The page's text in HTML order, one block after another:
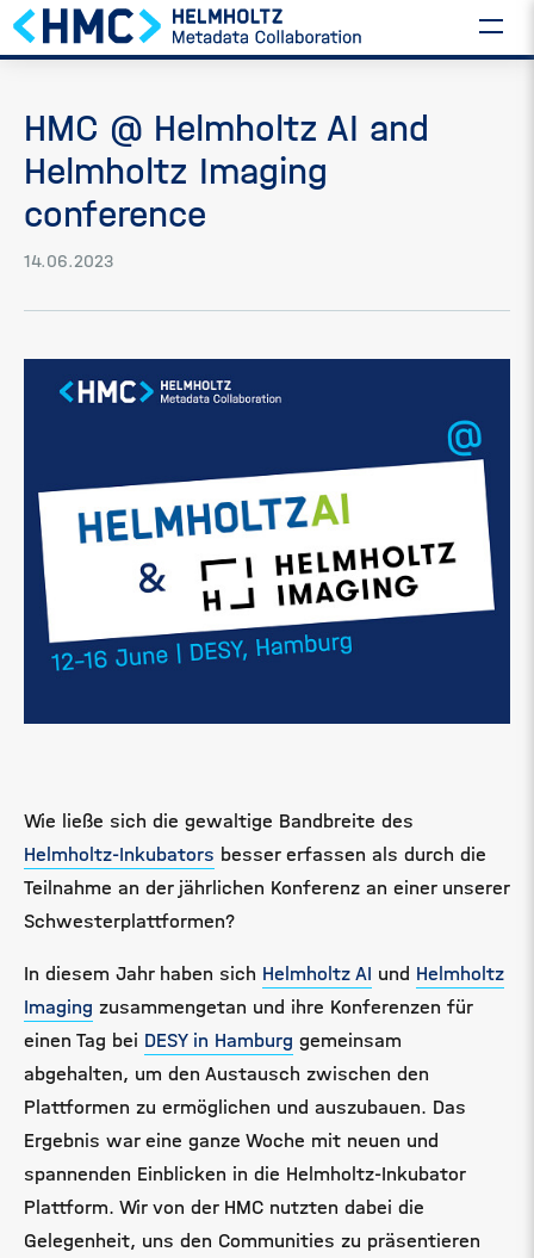
HMC @ Helmholtz AI and
Helmholtz Imaging
conference
14.06.2023
Wie ließe sich die gewaltige Bandbreite des
Helmholtz-Inkubators besser erfassen als durch die
Teilnahme an der jährlichen Konferenz an einer unserer
Schwesterplattformen?
In diesem Jahr haben sich Helmholtz AI und Helmholtz
Imaging zusammengetan und ihre Konferenzen für
einen Tag bei DESY in Hamburg gemeinsam
abgehalten, um den Austausch zwischen den
Plattformen zu ermöglichen und auszubauen. Das
Ergebnis war eine ganze Woche mit neuen und
spannenden Einblicken in die Helmholtz-Inkubator
Plattform. Wir von der HMC nutzten dabei die
Gelegenheit, uns den Communities zu präsentieren